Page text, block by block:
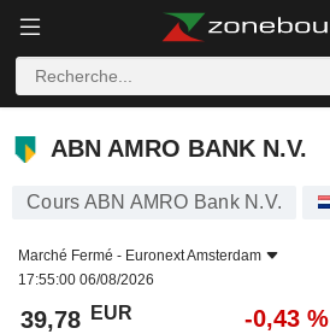
ABN AMRO BANK N.V.
ABN AMRO BANK N.V.
Cours ABN AMRO Bank N.V.
Marché Fermé - Euronext Amsterdam
17:55:00 06/08/2026
39,78 EUR -0,43 %